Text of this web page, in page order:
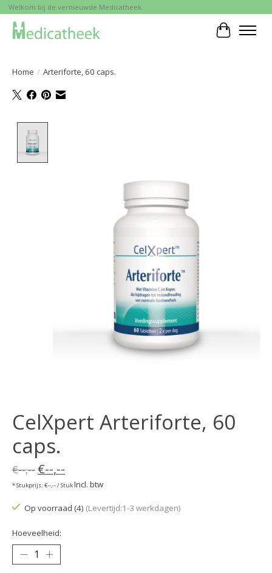
Welkom bij de vernieuwde Medicatheek
Home / Arteriforte, 60 caps.
CelXpert Arteriforte, 60
caps.
€--,-- €--,--
* Stukprijs: €--,-- / StukIncl. btw
Op voorraad (4) (Levertijd:1-3 werkdagen)
Hoeveelheid: